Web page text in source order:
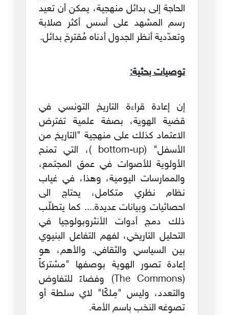
الحاجة إلى بدائل منهجية، يمكن أن تعيد
رسم المشهد على أسس أكثر صلابة
وتعدّدية أنظر الجدول أدناه مُقترحَ بدائل.
توصيات بحثية:
إن إعادة قراءة التاريخ التونسي في
قضية الهوية، بصفة علمية تفترض
الاعتماد كذلك على منهجية "التاريخ من
الأسفل" (bottom-up )، التي تمنح
الأولوية للأصوات في عمق المجتمع،
والممارسات اليومية، وهذا، في غياب
نظام نظري متكامل، يحتاج الى
احصائيات وبيانات عديدة.... كما يتطلّب
ذلك دمج أدوات الأنثروبولوجيا في
التحليل التاريخي، لفهم التفاعل البنيوي
بين السياسي والثقافي. والأهم، هو
إعادة تصور الهوية بوصفها "مشتركاً
(The Commons) وفضاءً للتفاوض
والتعدد، وليس "مِلكًا" لاي سلطة أو
تصوغه النخب باسم الأمة.